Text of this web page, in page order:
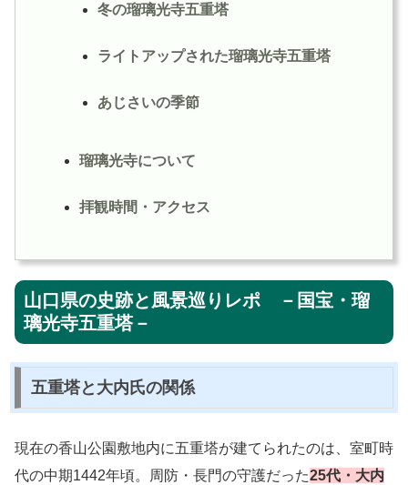
冬の瑠璃光寺五重塔
ライトアップされた瑠璃光寺五重塔
あじさいの季節
瑠璃光寺について
拝観時間・アクセス
山口県の史跡と風景巡りレポ －国宝・瑠
璃光寺五重塔－
五重塔と大内氏の関係
現在の香山公園敷地内に五重塔が建てられたのは、室町時
代の中期1442年頃。周防・長門の守護だった25代・大内